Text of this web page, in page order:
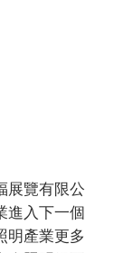
展覽有限公
進入下一個
明產業更多